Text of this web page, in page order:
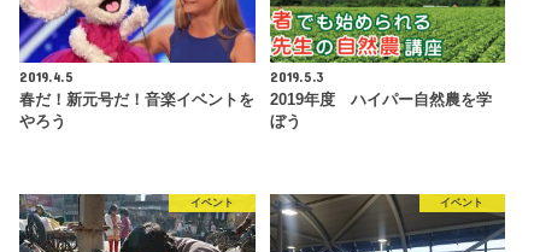
2019.4.5
春だ！新元号だ！音楽イベントを
やろう
2019.5.3
2019年度 ハイパー自然農を学
ぼう
イベント イベント